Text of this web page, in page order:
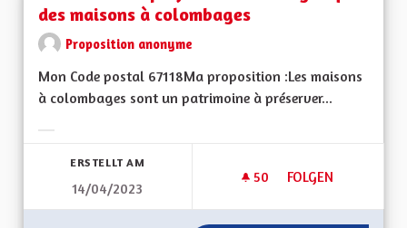
des maisons à colombages
Proposition anonyme
Mon Code postal 67118Ma proposition :Les maisons
à colombages sont un patrimoine à préserver...
ERSTELLT AM
14/04/2023
50 50 FOLLOWER
FOLGEN
AMÉLIORER LES